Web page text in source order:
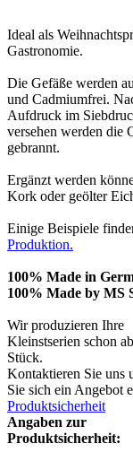
Ideal als
Gastronomie.
Die Gefäße werden
und Cadmiumfrei.
Aufdruck im
versehen werden die
gebrannt.
Ergänzt werden
Kork oder geölter
Einige Beispiele
Produktion.
100% Made in
100% Made by MS
Wir produzieren Ihre
Kleinstserien schon
Stück.
Kontaktieren Sie uns
Sie sich ein Angebot
Produktsicherheit
Angaben zur
Produktsicherheit: